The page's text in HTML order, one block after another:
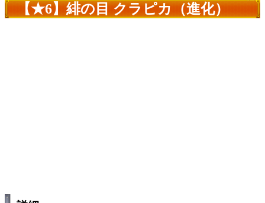
【★6】緋の目 クラピカ（進化）